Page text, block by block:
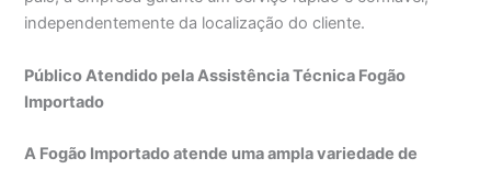
independentemente da localização do cliente.
Público Atendido pela Assistência Técnica Fogão
Importado
A Fogão Importado atende uma ampla variedade de